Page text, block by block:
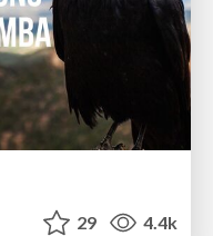
29 4.4k